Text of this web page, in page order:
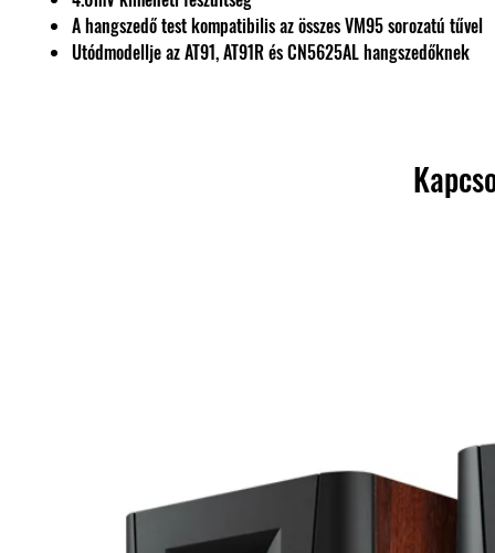
A hangszedő test kompatibilis az összes VM95 sorozatú tűvel
Utódmodellje az AT91, AT91R és CN5625AL hangszedőknek